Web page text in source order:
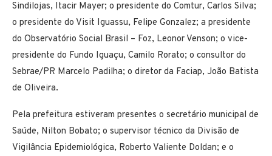
Sindilojas, Itacir Mayer; o presidente do Comtur, Carlos Silva;
o presidente do Visit Iguassu, Felipe Gonzalez; a presidente
do Observatório Social Brasil – Foz, Leonor Venson; o vice-
presidente do Fundo Iguaçu, Camilo Rorato; o consultor do
Sebrae/PR Marcelo Padilha; o diretor da Faciap, João Batista
de Oliveira.
Pela prefeitura estiveram presentes o secretário municipal de
Saúde, Nilton Bobato; o supervisor técnico da Divisão de
Vigilância Epidemiológica, Roberto Valiente Doldan; e o